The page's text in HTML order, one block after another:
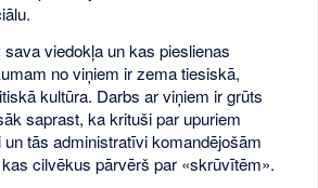
viedokļa un kas pieslienas
no viņiem ir zema tiesiskā,
kultūra. Darbs ar viņiem ir grūts
saprast, ka krituši par upuriem
tās administratīvi komandējošām
cilvēkus pārvērš par «skrūvītēm».